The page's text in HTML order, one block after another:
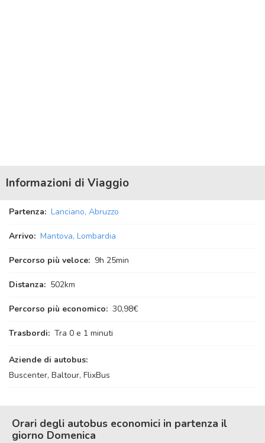
Informazioni di Viaggio
Partenza: Lanciano, Abruzzo
Arrivo: Mantova, Lombardia
Percorso più veloce: 9h 25min
Distanza: 502km
Percorso più economico: 30,98€
Trasbordi: Tra 0 e 1 minuti
Aziende di autobus:
Buscenter, Baltour, FlixBus
Orari degli autobus economici in partenza il
giorno Domenica